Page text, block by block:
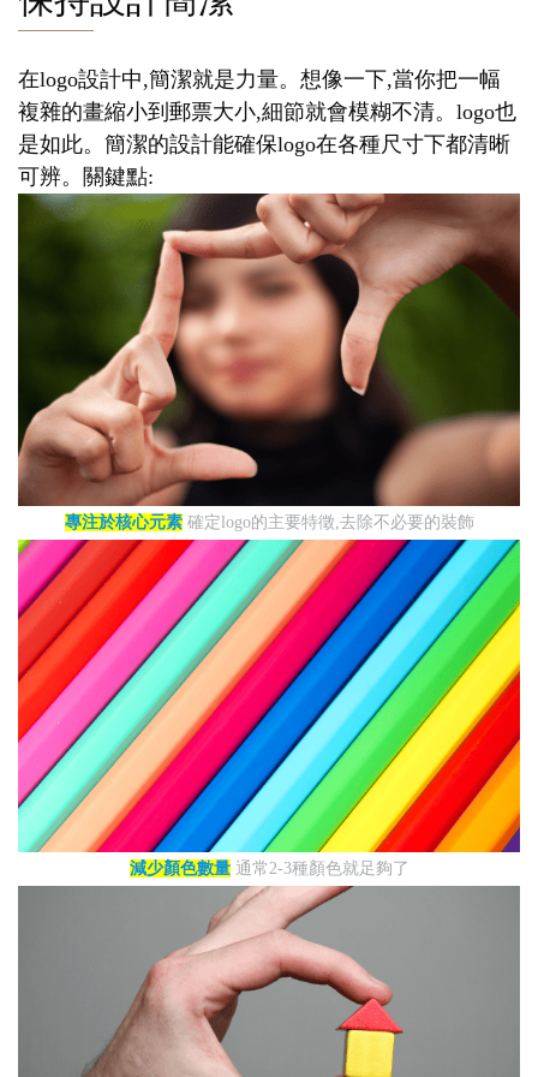
在logo設計中,簡潔就是力量。想像一下,當你把一幅
複雜的畫縮小到郵票大小,細節就會模糊不清。logo也
是如此。簡潔的設計能確保logo在各種尺寸下都清晰
可辨。關鍵點:
專注於核心元素確定logo的主要特徵,去除不必要的裝飾
減少顏色數量通常2-3種顏色就足夠了